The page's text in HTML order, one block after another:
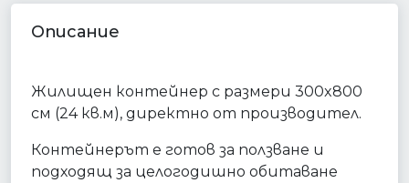
Описание
Жилищен контейнер с размери 300x800
см (24 кв.м), директно от производител.
Контейнерът е готов за ползване и
подходящ за целогодишно обитаване